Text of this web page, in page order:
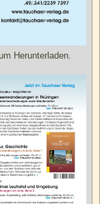
Herunterladen.